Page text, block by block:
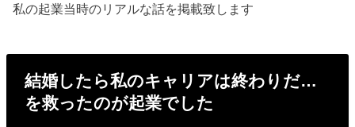
私の起業当時のリアルな話を掲載致します
結婚したら私のキャリアは終わりだ…
を救ったのが起業でした